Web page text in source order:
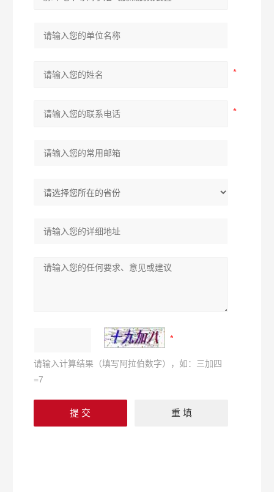
请输入计算结果（填写阿拉伯数字），如：三加四
=7